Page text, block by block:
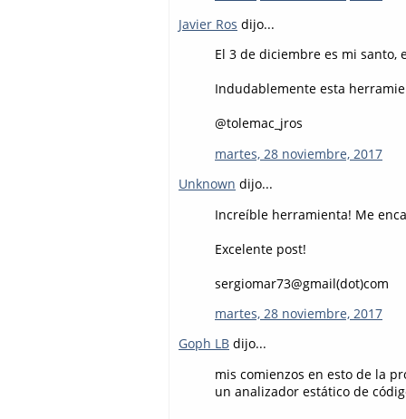
Javier Ros dijo...
El 3 de diciembre es mi santo,
Indudablemente esta
@tolemac_jros
martes, 28 noviembre, 2017
Unknown dijo...
Increíble herramienta! Me
Excelente post!
sergiomar73@gmail(dot)com
martes, 28 noviembre, 2017
Goph LB dijo...
mis comienzos en esto de la
un analizador estático de